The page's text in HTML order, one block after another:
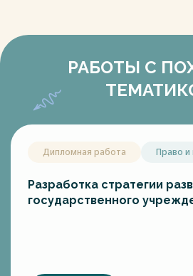
РАБОТЫ С
Дипломная работа Право и
Разработка стратегии
государственного